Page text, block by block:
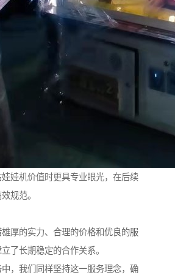
娃机价值时更具专业眼光，在后续
规范。
厚的实力、合理的价格和优良的服
了长期稳定的合作关系。
，我们同样坚持这一服务理念，确